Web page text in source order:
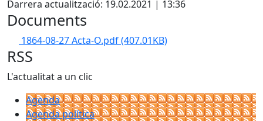
Darrera actualització: 19.02.2021 | 13:36
Documents
1864-08-27 Acta-O.pdf(407.01KB)
RSS
L'actualitat a un clic
Agenda
Agenda política